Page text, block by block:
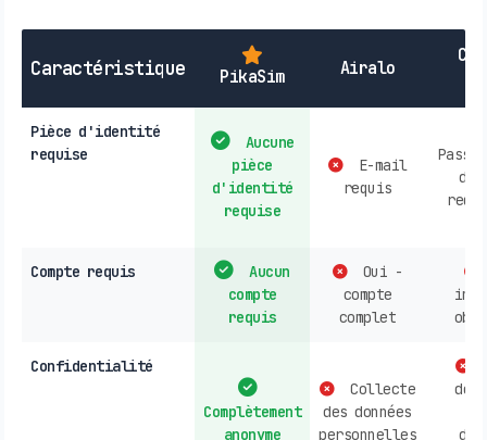
Caractéristique PikaSim Airalo
Pièce d'identité
requise
Aucune
pièce
d'identité
requise
E-mail
requis
Compte requis
Aucun
compte
requis
Oui -
compte
complet
Confidentialité
Complètement
anonyme
Collecte
des données
personnelles